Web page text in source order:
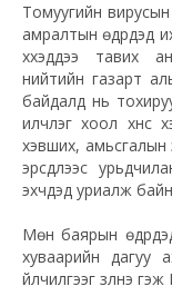
Томуугийн
амралтын өдрүүдэд
хүүхэддээ тавих
нийтийн газарт
байдалд нь
илчлэг хоол хүнс
хэвших, амьсгалын
эрсдлээс
эхчүүдэд уриалж
Мөн баярын
хуваарийн дагуу
үйлчилгээг үзүүлнэ